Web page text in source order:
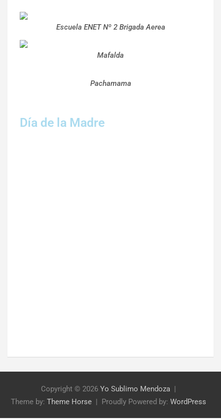
Escuela ENET Nº 2 Brigada Aerea
Mafalda
Pachamama
Día de la Madre
Copyright © 2026 Yo Sublimo Mendoza
Theme by: Theme Horse Proudly Powered by: WordPress